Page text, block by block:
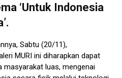
‘Untuk Indonesia
Sabtu (20/11),
MURI ini diharapkan dapat
masyarakat luas, mengenai